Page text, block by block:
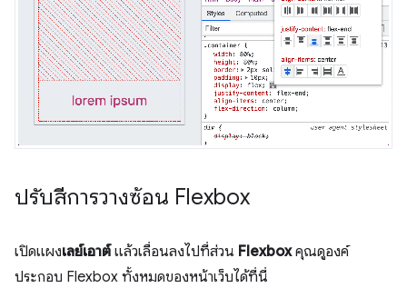
ปรับสีการวางซ้อน Flexbox
เปิดแผงเลย์เอาต์แล้วเลื่อนลงไปที่ส่วน Flexboxคุณดูองค์
ประกอบ Flexbox ทั้งหมดของหน้าเว็บได้ที่นี่